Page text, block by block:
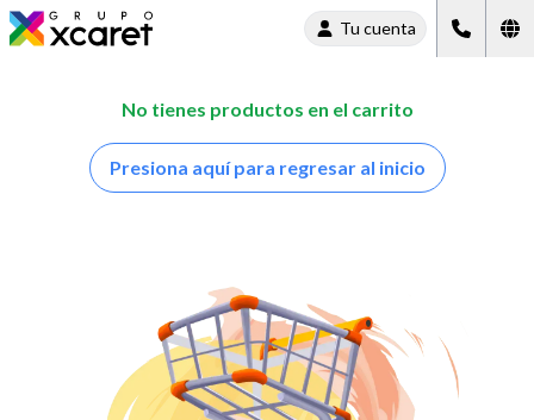
Tu cuenta
No tienes productos en el carrito
Presiona aquí para regresar al inicio